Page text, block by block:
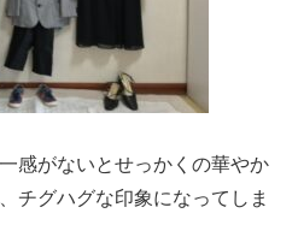
感がないとせっかくの華やか
チグハグな印象になってしま